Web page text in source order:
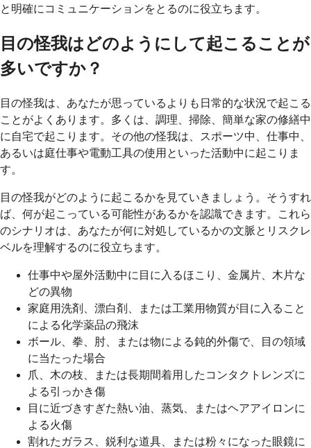
と明確にコミュニケーションをとるのに役立ちます。
目の怪我はどのようにして起こることが
多いですか？
目の怪我は、あなたが思っているよりも日常的な状況で起こる
ことがよくあります。多くは、調理、掃除、簡単な家の修繕中
に自宅で起こります。その他の怪我は、スポーツ中、仕事中、
あるいは庭仕事や電動工具の使用といった活動中に起こりま
す。
目の怪我がどのように起こるかを見ていきましょう。そうすれ
ば、何が起こっている可能性があるかを認識できます。これら
のシナリオは、あなたが何に対処しているかの文脈とリスクレ
ベルを理解するのに役立ちます。
仕事中や屋外活動中に目に入るほこり、金属片、木片な
どの異物
家庭用洗剤、漂白剤、または工業用物質が目に入ること
による化学薬品の飛沫
ボール、拳、肘、または物による鈍的外傷で、目の領域
に当たった場合
爪、木の枝、または長期間着用したコンタクトレンズに
よる引っかき傷
目に近づきすぎた熱い油、蒸気、またはヘアアイロンに
よる火傷
割れたガラス、鋭利な道具、または粉々になった眼鏡に